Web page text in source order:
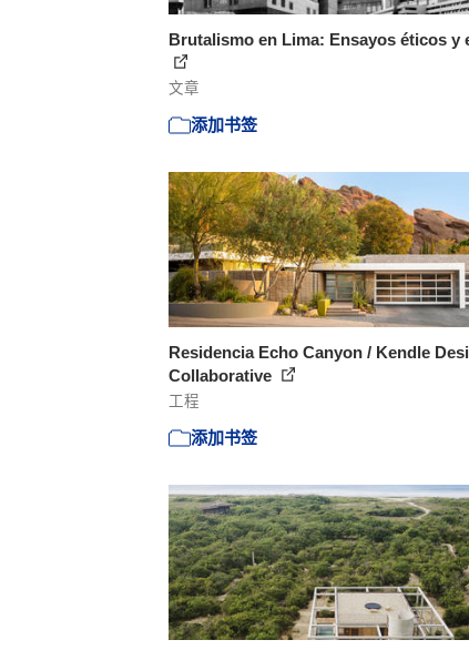
Brutalismo en Lima: Ensayos éticos y
文章
添加书签
Residencia Echo Canyon / Kendle
Collaborative
工程
添加书签